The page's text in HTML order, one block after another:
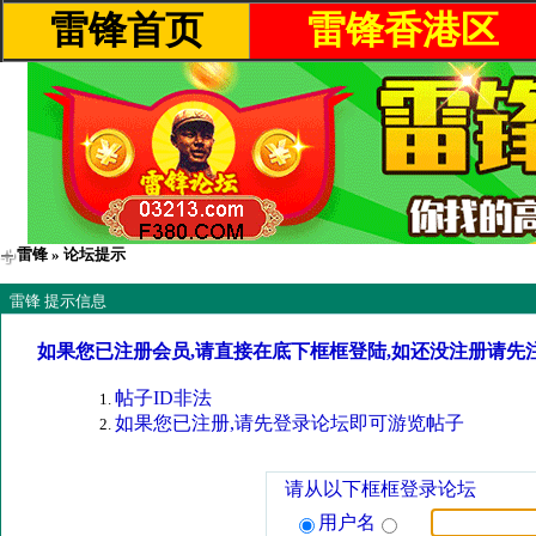
雷锋首页 雷锋香港区
雷锋 » 论坛提示
雷锋 提示信息
如果您已注册会员,请直接在底下框框登陆,如还没注册请先
帖子ID非法
如果您已注册,请先登录论坛即可游览帖子
请从以下框框登录论坛
用户名